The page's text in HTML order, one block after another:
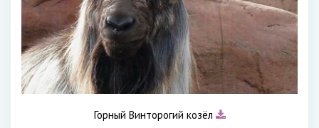
Горный Винторогий козёл